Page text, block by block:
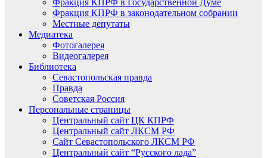
Фракция КПРФ в Государственной Думе
Фракция КПРФ в законодательном собрании
Местные депутаты
Медиатека
Фотогалерея
Видеогалерея
Библиотека
Севастопольская правда
Правда
Советская Россия
Персональные страницы
Центральный сайт ЦК КПРФ
Центральный сайт ЛКСМ РФ
Сайт Севастопольского ЛКСМ РФ
Центральный сайт “Русского лада”